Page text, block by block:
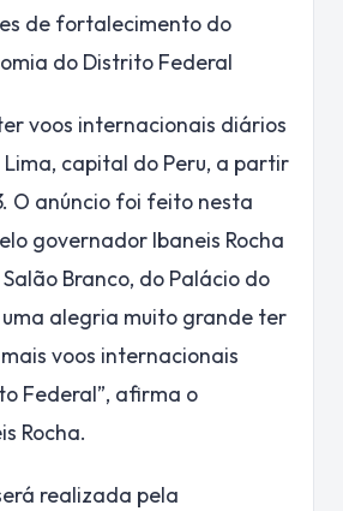
de fortalecimento do
do Distrito Federal
voos internacionais diários
capital do Peru, a partir
O anúncio foi feito nesta
governador Ibaneis Rocha
Branco, do Palácio do
uma alegria muito grande ter
voos internacionais
Federal”, afirma o
Rocha.
realizada pela